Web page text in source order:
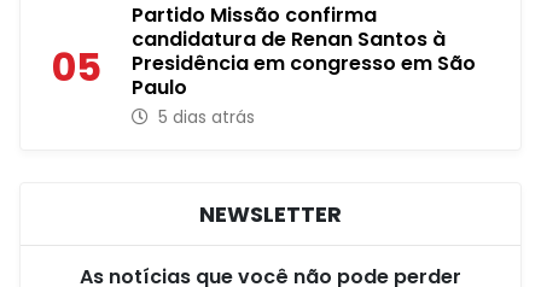
05
Partido Missão confirma
candidatura de Renan Santos à
Presidência em congresso em São
Paulo
5 dias atrás
NEWSLETTER
As notícias que você não pode perder